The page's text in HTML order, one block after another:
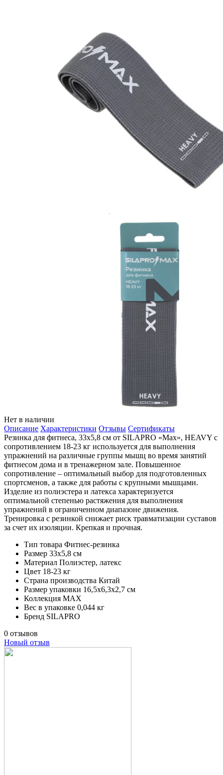
Нет в наличии
Описание Характеристики Отзывы Сертификаты
Резинка для фитнеса, 33х5,8 см от SILAPRO «Max», HEAVY с
сопротивлением 18-23 кг используется для выполнения
упражнений на различные группы мышц во время занятий
фитнесом дома и в тренажерном зале. Повышенное
сопротивление – оптимальный выбор для подготовленных
спортсменов, а также для работы с крупными мышцами.
Изделие из полиэстера и латекса характеризуется
оптимальной степенью растяжения для выполнения
упражнений в ограниченном диапазоне движения.
Тренировка с резинкой снижает риск травматизации суставов
за счет их изоляции. Крепкая и прочная.
Тип товара Фитнес-резинка
Размер 33х5,8 см
Материал Полиэстер, латекс
Цвет 18-23 кг
Страна производства Китай
Размер упаковки 16,5х6,3х2,7 см
Коллекция MAX
Вес в упаковке 0,044 кг
Бренд SILAPRO
0 отзывов
Новый отзыв